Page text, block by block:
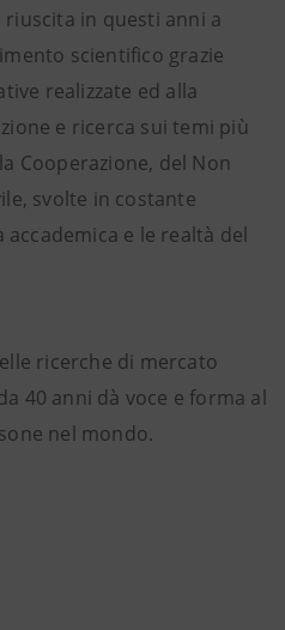
riuscita in questi anni a
scientifico grazie
realizzate ed alla
e ricerca sui temi più
Cooperazione, del Non
svolte in costante
e le realtà del
ricerche di mercato
40 anni dà voce e forma al
nel mondo.